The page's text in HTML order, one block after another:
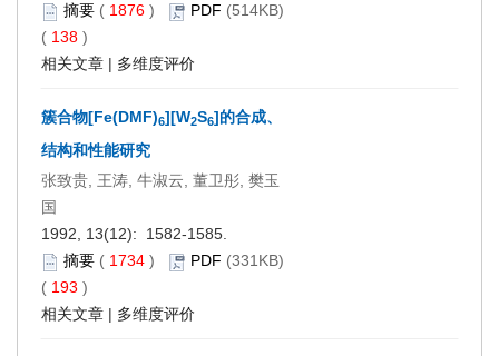
摘要 ( 1876 ) PDF (514KB)
( 138 )
相关文章 | 多维度评价
簇合物[Fe(DMF)6][W2S6]的合成、
结构和性能研究
张致贵, 王涛, 牛淑云, 董卫彤, 樊玉
国
1992, 13(12): 1582-1585.
摘要 ( 1734 ) PDF (331KB)
( 193 )
相关文章 | 多维度评价